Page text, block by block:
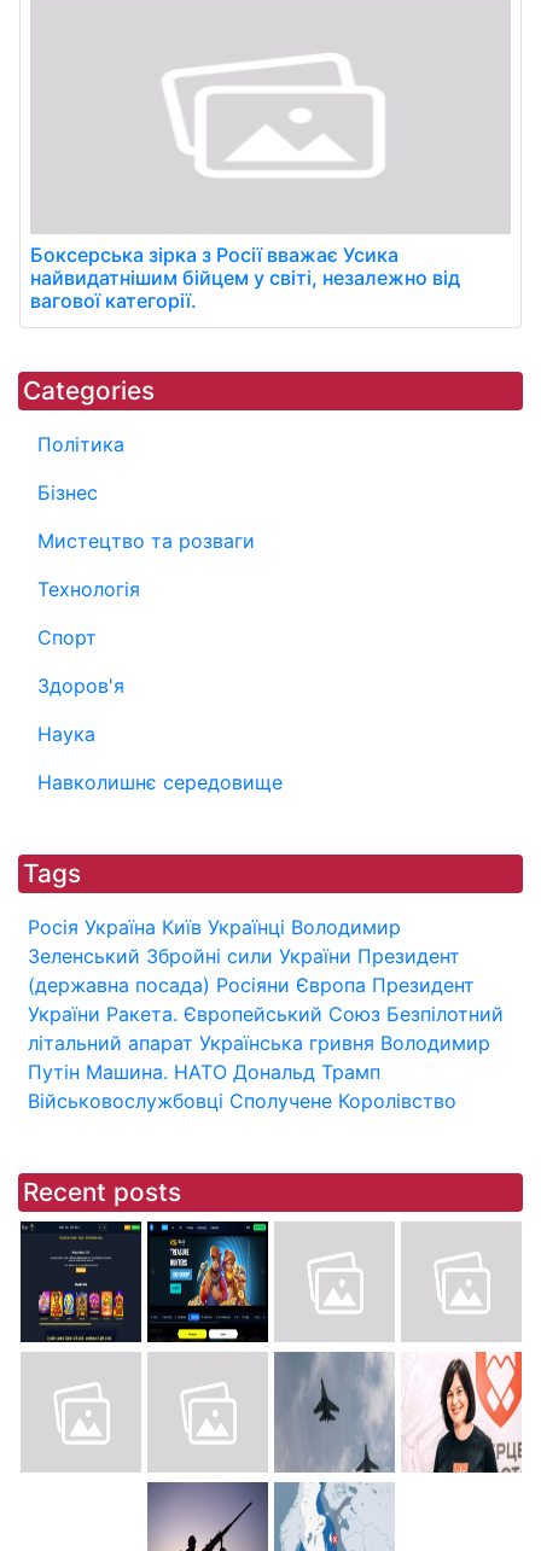
Боксерська зірка з Росії вважає Усика
найвидатнішим бійцем у світі, незалежно від
вагової категорії.
Categories
Політика
Бізнес
Мистецтво та розваги
Технологія
Спорт
Здоров'я
Наука
Навколишнє середовище
Tags
Росія Україна Київ Українці Володимир
Зеленський Збройні сили України Президент
(державна посада) Росіяни Європа Президент
України Ракета. Європейський Союз Безпілотний
літальний апарат Українська гривня Володимир
Путін Машина. НАТО Дональд Трамп
Військовослужбовці Сполучене Королівство
Recent posts